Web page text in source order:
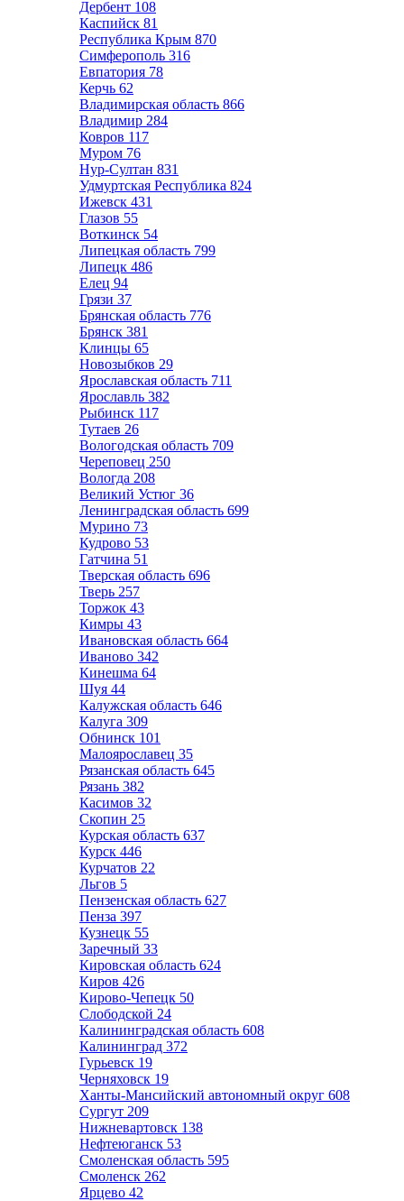
Дербент 108
Каспийск 81
Республика Крым 870
Симферополь 316
Евпатория 78
Керчь 62
Владимирская область 866
Владимир 284
Ковров 117
Муром 76
Нур-Султан 831
Удмуртская Республика 824
Ижевск 431
Глазов 55
Воткинск 54
Липецкая область 799
Липецк 486
Елец 94
Грязи 37
Брянская область 776
Брянск 381
Клинцы 65
Новозыбков 29
Ярославская область 711
Ярославль 382
Рыбинск 117
Тутаев 26
Вологодская область 709
Череповец 250
Вологда 208
Великий Устюг 36
Ленинградская область 699
Мурино 73
Кудрово 53
Гатчина 51
Тверская область 696
Тверь 257
Торжок 43
Кимры 43
Ивановская область 664
Иваново 342
Кинешма 64
Шуя 44
Калужская область 646
Калуга 309
Обнинск 101
Малоярославец 35
Рязанская область 645
Рязань 382
Касимов 32
Скопин 25
Курская область 637
Курск 446
Курчатов 22
Льгов 5
Пензенская область 627
Пенза 397
Кузнецк 55
Заречный 33
Кировская область 624
Киров 426
Кирово-Чепецк 50
Слободской 24
Калининградская область 608
Калининград 372
Гурьевск 19
Черняховск 19
Ханты-Мансийский автономный округ 608
Сургут 209
Нижневартовск 138
Нефтеюганск 53
Смоленская область 595
Смоленск 262
Ярцево 42